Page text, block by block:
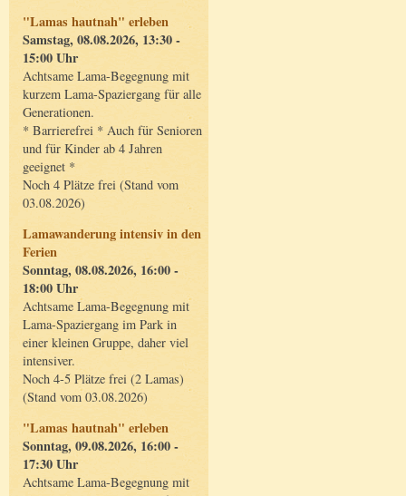
"Lamas hautnah" erleben
Samstag, 08.08.2026, 13:30 -
15:00 Uhr
Achtsame Lama-Begegnung mit
kurzem Lama-Spaziergang für alle
Generationen.
* Barrierefrei * Auch für Senioren
und für Kinder ab 4 Jahren
geeignet *
Noch 4 Plätze frei (Stand vom
03.08.2026)
Lamawanderung intensiv in den
Ferien
Sonntag, 08.08.2026, 16:00 -
18:00 Uhr
Achtsame Lama-Begegnung mit
Lama-Spaziergang im Park in
einer kleinen Gruppe, daher viel
intensiver.
Noch 4-5 Plätze frei (2 Lamas)
(Stand vom 03.08.2026)
"Lamas hautnah" erleben
Sonntag, 09.08.2026, 16:00 -
17:30 Uhr
Achtsame Lama-Begegnung mit